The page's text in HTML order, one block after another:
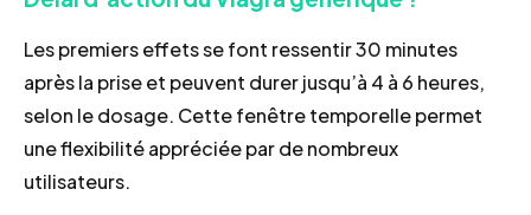
Les premiers effets se font ressentir 30 minutes
après la prise et peuvent durer jusqu’à 4 à 6 heures,
selon le dosage. Cette fenêtre temporelle permet
une flexibilité appréciée par de nombreux
utilisateurs.